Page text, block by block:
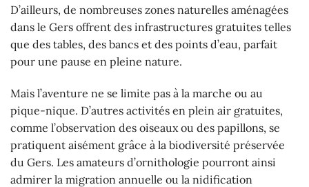
D’ailleurs, de nombreuses zones naturelles aménagées
dans le Gers offrent des infrastructures gratuites telles
que des tables, des bancs et des points d’eau, parfait
pour une pause en pleine nature.
Mais l’aventure ne se limite pas à la marche ou au
pique-nique. D’autres activités en plein air gratuites,
comme l’observation des oiseaux ou des papillons, se
pratiquent aisément grâce à la biodiversité préservée
du Gers. Les amateurs d’ornithologie pourront ainsi
admirer la migration annuelle ou la nidification